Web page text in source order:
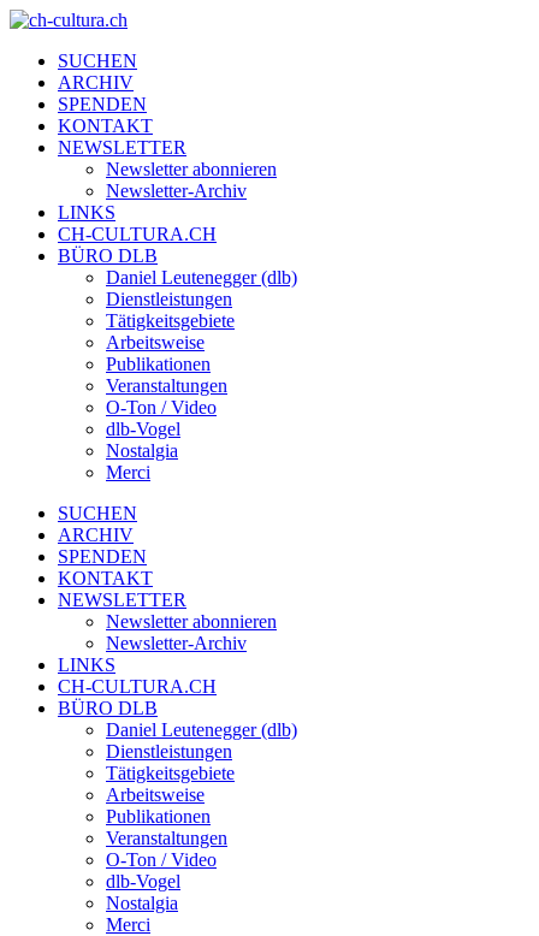
SUCHEN
ARCHIV
SPENDEN
KONTAKT
NEWSLETTER
Newsletter abonnieren
Newsletter-Archiv
LINKS
CH-CULTURA.CH
BÜRO DLB
Daniel Leutenegger (dlb)
Dienstleistungen
Tätigkeitsgebiete
Arbeitsweise
Publikationen
Veranstaltungen
O-Ton / Video
dlb-Vogel
Nostalgia
Merci
SUCHEN
ARCHIV
SPENDEN
KONTAKT
NEWSLETTER
Newsletter abonnieren
Newsletter-Archiv
LINKS
CH-CULTURA.CH
BÜRO DLB
Daniel Leutenegger (dlb)
Dienstleistungen
Tätigkeitsgebiete
Arbeitsweise
Publikationen
Veranstaltungen
O-Ton / Video
dlb-Vogel
Nostalgia
Merci